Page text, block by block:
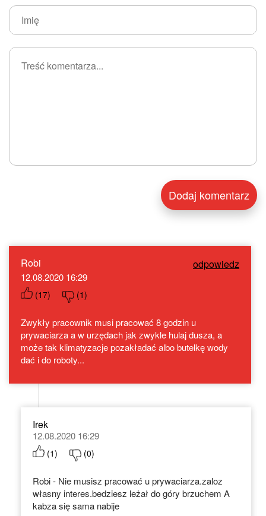
Robi odpowiedz
12.08.2020 16:29
(17) (1)
Zwykły pracownik musi pracować 8 godzin u
prywaciarza a w urzędach jak zwykle hulaj dusza, a
może tak klimatyzacje pozakładać albo butelkę wody
dać i do roboty...
Irek
12.08.2020 16:29
(1) (0)
Robi - Nie musisz pracować u prywaciarza.zaloz
własny interes.bedziesz leżał do góry brzuchem A
kabza się sama nabije